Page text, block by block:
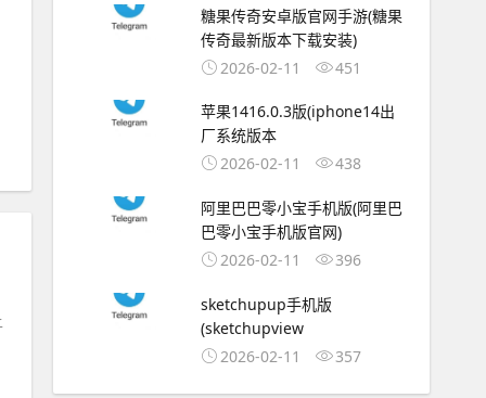
糖果传奇安卓版官网手游(糖果
传奇最新版本下载安装)
2026-02-11
451
苹果1416.0.3版(iphone14出
厂系统版本
2026-02-11
438
阿里巴巴零小宝手机版(阿里巴
巴零小宝手机版官网)
2026-02-11
396
sketchupup手机版
(sketchupview
2026-02-11
357